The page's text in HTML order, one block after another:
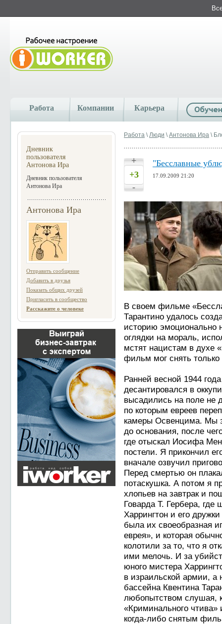
Работа Компании Карьера
Дневник
пользователя
Антонова Ира
Дневник пользователя
Антонова Ира
Антонова Ира
Отправить сообщение
Добавить в друзья
Показать общих друзей
Пригласить в сообщество
Расскажите о человеке
Работа \Люди \Антонова Ира \
+
+3
-
"Бесславные
17.09.2009 21:20
В своем фильме
Тарантино удалось
историю эмоционально
оглядки на мораль,
мстят нацистам в духе
фильм мог снять
Ранней весной 1944
десантировался в
высадились на поле не
по которым евреев
камеры Освенцима. Мы
до основания, после
где отыскал Иосифа
постели. Я прикончил
вначале озвучил
Перед смертью он
потаскушка. А потом я
хлопьев на завтрак и
Говарда Т. Гербера, где
Харрингтон и его
была их своеобразная
еврея», и которая
колотили за то, что я
ими мелочь. И за
юного мистера
в израильской армии, а
бассейна Квентина
любопытством слушая,
«Криминального
когда-либо снятым